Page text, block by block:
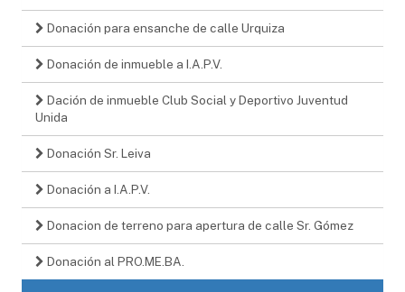
Donación para ensanche de calle Urquiza
Donación de inmueble a I.A.P.V.
Dación de inmueble Club Social y Deportivo Juventud
Unida
Donación Sr. Leiva
Donación a I.A.P.V.
Donacion de terreno para apertura de calle Sr. Gómez
Donación al PRO.ME.BA.